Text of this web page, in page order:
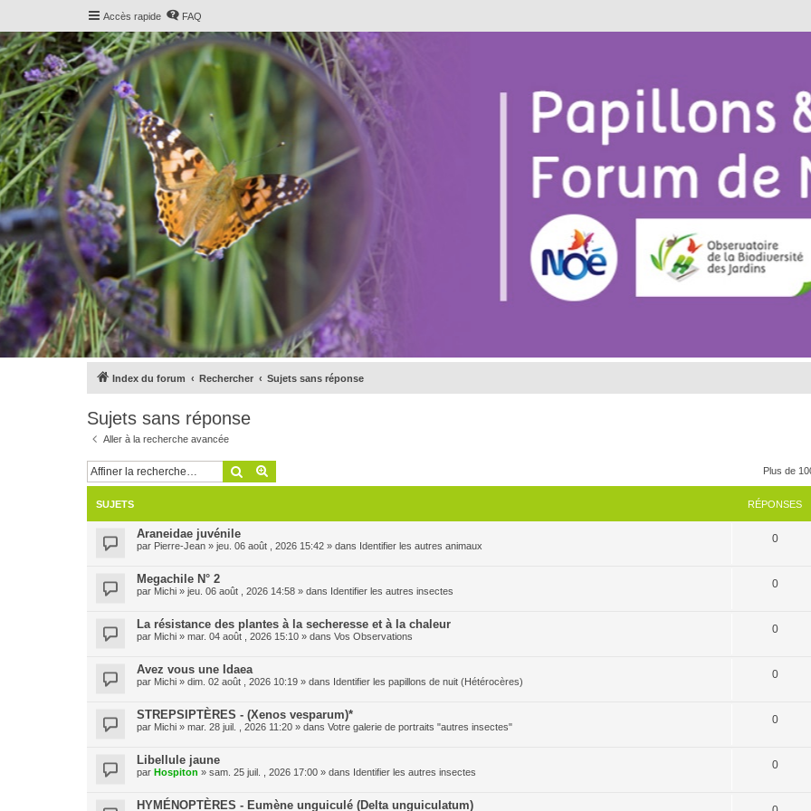
Accès rapide FAQ
Index du forum Rechercher Sujets sans réponse
Sujets sans réponse
Aller à la recherche avancée
Rechercher Plus de
SUJETS RÉPONSES
Araneidae juvénile
par Pierre-Jean » jeu. 06 août , 2026 15:42 » dans Identifier les autres animaux
0
Megachile N° 2
par Michi » jeu. 06 août , 2026 14:58 » dans Identifier les autres insectes
0
La résistance des plantes à la secheresse et à la chaleur
par Michi » mar. 04 août , 2026 15:10 » dans Vos Observations
0
Avez vous une Idaea
par Michi » dim. 02 août , 2026 10:19 » dans Identifier les papillons de nuit (Hétérocères)
0
STREPSIPTÈRES - (Xenos vesparum)*
par Michi » mar. 28 juil. , 2026 11:20 » dans Votre galerie de portraits "autres insectes"
0
Libellule jaune
par Hospiton » sam. 25 juil. , 2026 17:00 » dans Identifier les autres insectes
0
HYMÉNOPTÈRES - Eumène unguiculé (Delta unguiculatum)